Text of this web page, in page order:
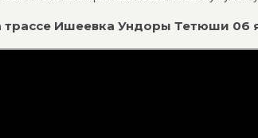
трассе Ишеевка Ундоры Тетюши 06